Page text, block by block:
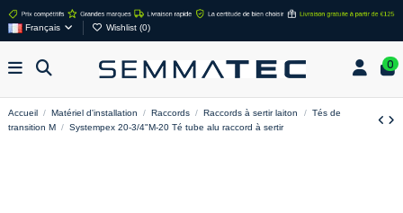
Français Wishlist (0)
0
Accueil Matériel d'installation Raccords Raccords à sertir laiton
Tés de
transition M
Systempex 20-3/4"M-20 Té tube alu raccord à sertir